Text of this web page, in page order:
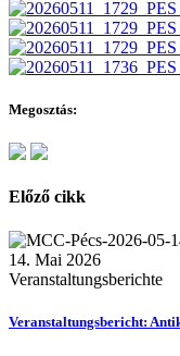
Megosztás:
Előző cikk
14. Mai 2026
Veranstaltungsberichte
Veranstaltungsbericht: